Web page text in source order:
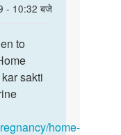
- 10:32 बजे
to
sakti
home-